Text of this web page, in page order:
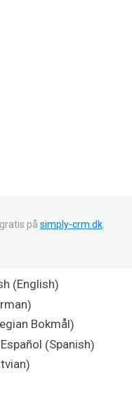
på simply-crm.dk.
(English)
)
Bokmål)
Español (Spanish)
)